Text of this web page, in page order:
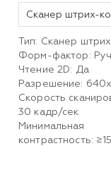
Тип: Сканер
Форм-фактор:
Чтение 2D: Да
Разрешение:
Скорость
30 кадр/сек
Минимальная
контрастность: